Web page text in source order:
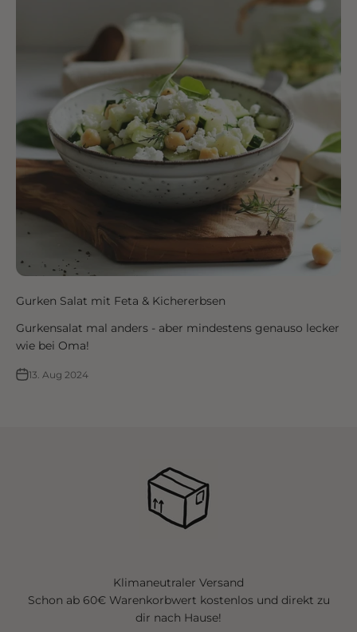
Gurken Salat mit Feta & Kichererbsen
Gurkensalat mal anders - aber mindestens genauso lecker
wie bei Oma!
13. Aug 2024
Klimaneutraler Versand
Schon ab 60€ Warenkorbwert kostenlos und direkt zu
dir nach Hause!